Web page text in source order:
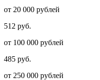
от 20 000 рублей
512 руб.
от 100 000 рублей
485 руб.
от 250 000 рублей